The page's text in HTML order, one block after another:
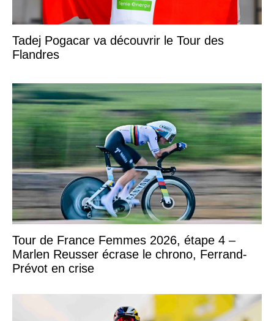
Tadej Pogacar va découvrir le Tour des
Flandres
Tour de France Femmes 2026, étape 4 –
Marlen Reusser écrase le chrono, Ferrand-
Prévot en crise